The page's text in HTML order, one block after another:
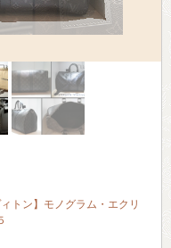
トン】モノグラム・エクリ
ご質問
法に基づく表示
合わせ